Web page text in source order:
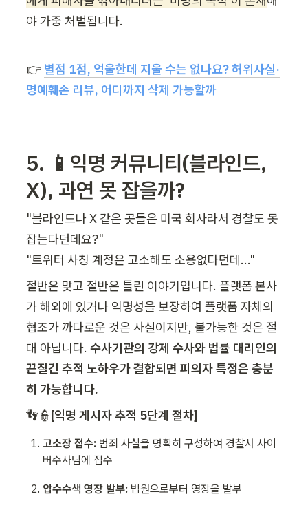
야 가중 처벌됩니다.
👉 별점 1점, 억울한데 지울 수는 없나요? 허위사실·
명예훼손 리뷰, 어디까지 삭제 가능할까
5. 📱익명 커뮤니티(블라인드,
X), 과연 못 잡을까?
"블라인드나 X 같은 곳들은 미국 회사라서 경찰도 못
잡는다던데요?"
"트위터 사칭 계정은 고소해도 소용없다던데..."
절반은 맞고 절반은 틀린 이야기입니다. 플랫폼 본사
가 해외에 있거나 익명성을 보장하여 플랫폼 자체의
협조가 까다로운 것은 사실이지만, 불가능한 것은 절
대 아닙니다. 수사기관의 강제 수사와 법률 대리인의
끈질긴 추적 노하우가 결합되면 피의자 특정은 충분
히 가능합니다.
👣👮[익명 게시자 추적 5단계 절차]
고소장 접수: 범죄 사실을 명확히 구성하여 경찰서 사이
버수사팀에 접수
압수수색 영장 발부: 법원으로부터 영장을 발부